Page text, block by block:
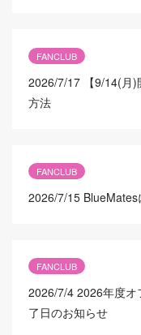
FANCLUB
2026/7/17 【9/14(月
方法
FANCLUB
2026/7/15
FANCLUB
2026/7/4 2026年度オ
了日のお知らせ